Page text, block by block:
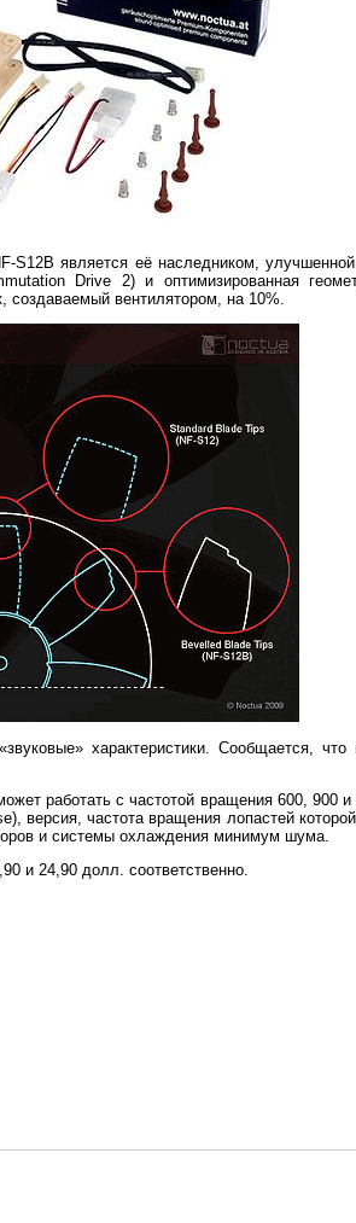
является её наследником,
Drive 2) и оптимизированная
создаваемый вентилятором, на 10%.
характеристики. Сообщается, что
работать с частотой вращения 600, 900
версия, частота вращения лопастей
и системы охлаждения минимум шума.
и 24,90 долл. соответственно.